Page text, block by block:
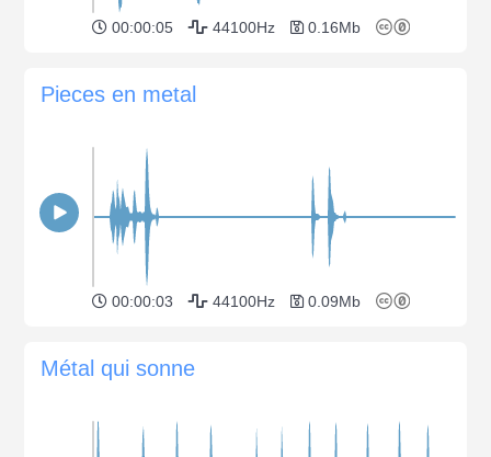
00:00:05 44100Hz 0.16Mb
Pieces en metal
00:00:03 44100Hz 0.09Mb
Métal qui sonne